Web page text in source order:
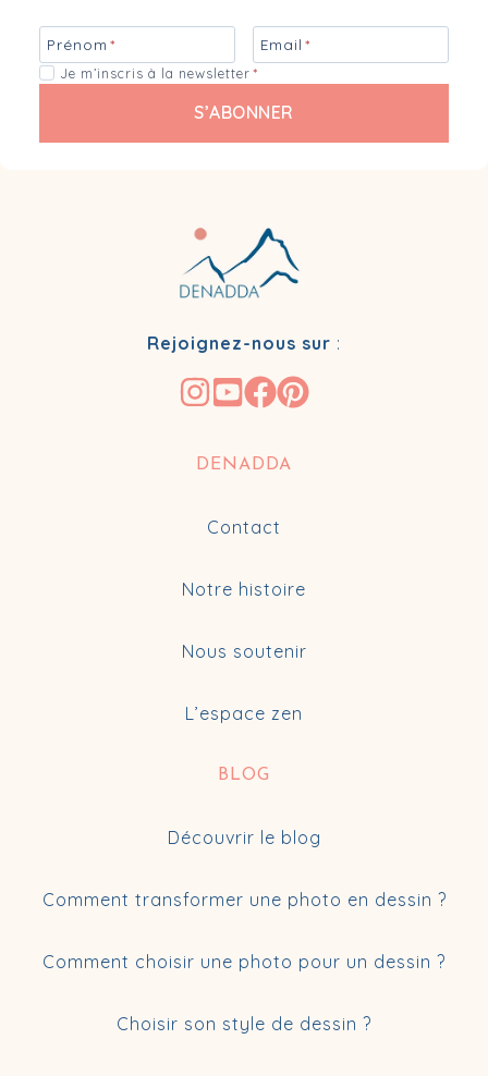
Prénom * Email *
Je m’inscris à la newsletter *
S’ABONNER
Rejoignez-nous sur :
DENADDA
Contact
Notre histoire
Nous soutenir
L’espace zen
BLOG
Découvrir le blog
Comment transformer une photo en dessin ?
Comment choisir une photo pour un dessin ?
Choisir son style de dessin ?